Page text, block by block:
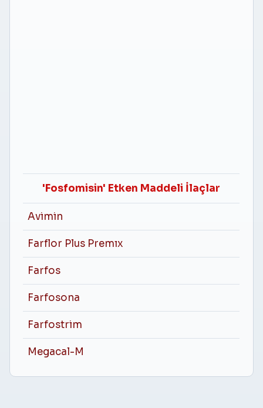
'Fosfomisin' Etken Maddeli İlaçlar
Avimin
Farflor Plus Premıx
Farfos
Farfosona
Farfostrim
Megacal-M